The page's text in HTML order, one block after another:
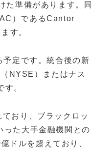
た準備があります。同
）であるCantor
す。
定です。統合後の新
NYSE）またはナス
。
おり、ブラックロッ
た大手金融機関との
ドルを超えており、